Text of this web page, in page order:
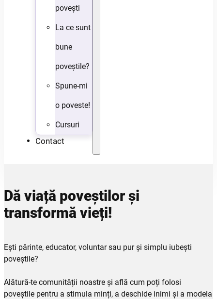
povești
La ce sunt
bune
poveștile?
Spune-mi
o poveste!
Cursuri
Contact
Dă viață poveștilor și
transformă vieți!
Ești părinte, educator, voluntar sau pur și simplu iubești
poveștile?
Alătură-te comunității noastre și află cum poți folosi
poveștile pentru a stimula minți, a deschide inimi și a modela